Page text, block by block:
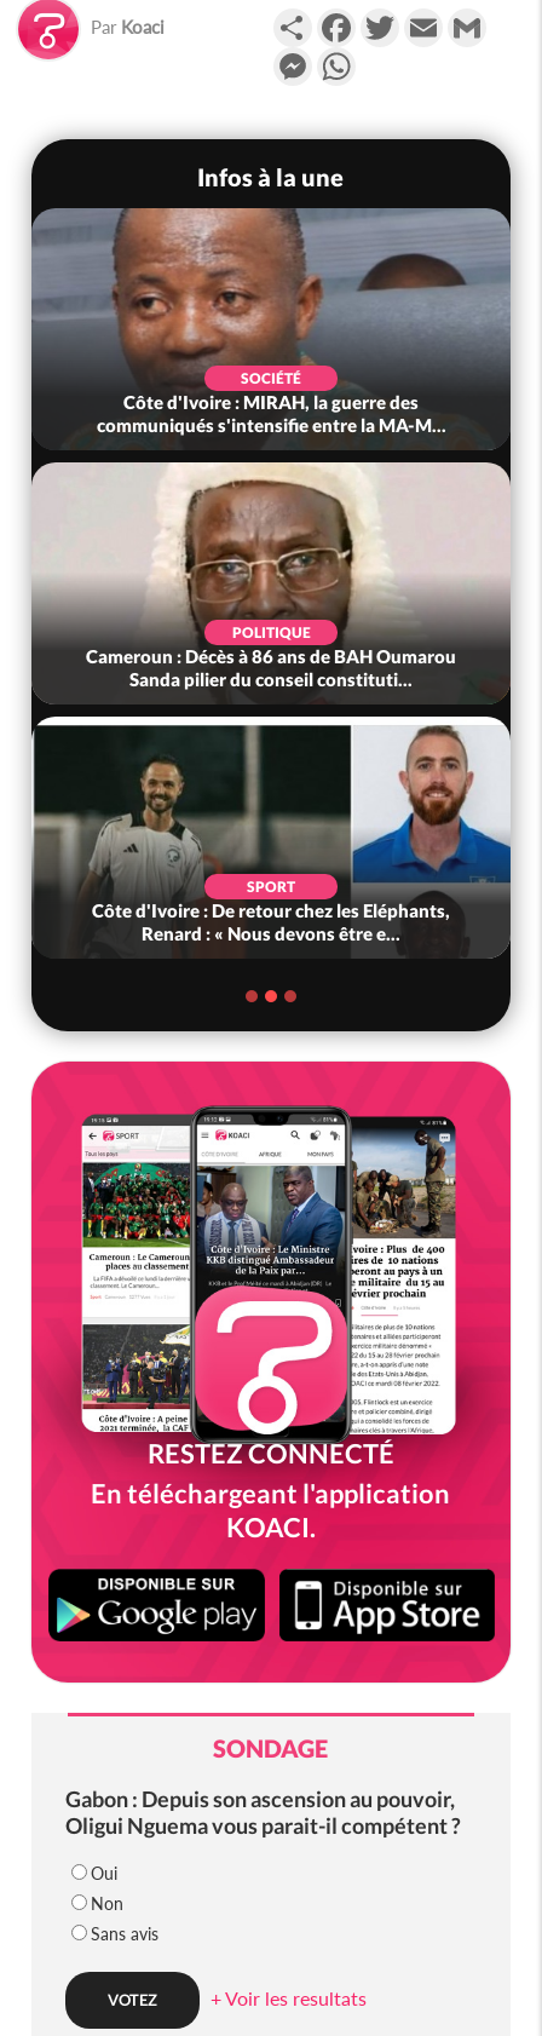
Par Koaci PartagerFacebookTwitterEmail
Messenger
Infos à la une
SOCIÉTÉ
Côte d'Ivoire : MIRAH, la guerre des
communiqués s'intensifie entre la MA-M...
POLITIQUE
Cameroun : Décès à 86 ans de BAH Oumarou
Sanda pilier du conseil constituti...
SPORT
Côte d'Ivoire : De retour chez les Eléphants,
Renard : « Nous devons être e...
RESTEZ CONNECTÉ
En téléchargeant l'application
KOACI.
SONDAGE
Gabon : Depuis son ascension au pouvoir,
Oligui Nguema vous parait-il compétent ?
Oui
Non
Sans avis
+ Voir les resultats